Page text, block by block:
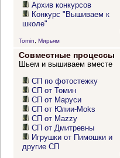
Архив конкурсов
Конкурс "Вышиваем к
школе"
Tomin
Мирьям
Совместные процессы
Шьем и вышиваем вместе
СП по фотостежку
СП от Томин
СП от Маруси
СП от Юлии-Moks
СП от Mazzy
СП от Дмитревны
Игрушки от Пимошки и
другие СП